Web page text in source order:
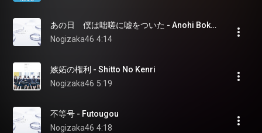
あの日　僕は咄嗟に嘘をついた - Anohi Bokuwa Tossani Usowo Tsuita
Nogizaka46 4:14
嫉妬の権利 - Shitto No Kenri
Nogizaka46 5:19
不等号 - Futougou
Nogizaka46 4:18